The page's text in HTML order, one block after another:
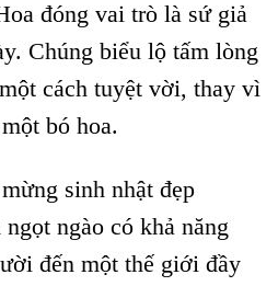
đóng vai trò là sứ giả
Chúng biểu lộ tấm lòng
cách tuyệt vời, thay vì
bó hoa.
sinh nhật đẹp
ngào có khả năng
đến một thế giới đầy